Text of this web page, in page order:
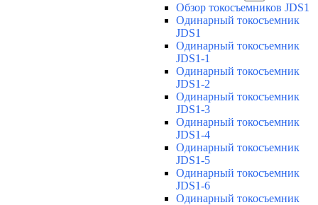
Обзор токосъемников JDS1
Одинарный токосъемник
JDS1
Одинарный токосъемник
JDS1-1
Одинарный токосъемник
JDS1-2
Одинарный токосъемник
JDS1-3
Одинарный токосъемник
JDS1-4
Одинарный токосъемник
JDS1-5
Одинарный токосъемник
JDS1-6
Одинарный токосъемник